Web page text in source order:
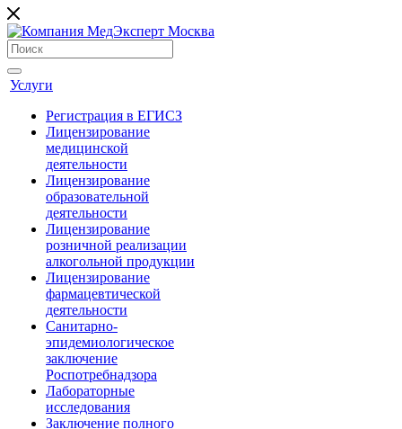
Услуги
Регистрация в ЕГИСЗ
Лицензирование
медицинской
деятельности
Лицензирование
образовательной
деятельности
Лицензирование
розничной реализации
алкогольной продукции
Лицензирование
фармацевтической
деятельности
Санитарно-
эпидемиологическое
заключение
Роспотребнадзора
Лабораторные
исследования
Заключение полного